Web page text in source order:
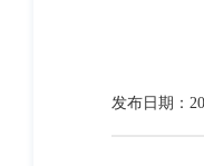
发布日期：